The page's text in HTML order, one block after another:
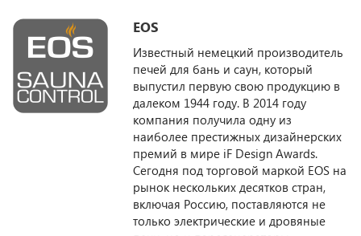
EOS
Известный немецкий производитель
печей для бань и саун, который
выпустил первую свою продукцию в
далеком 1944 году. В 2014 году
компания получила одну из
наиболее престижных дизайнерских
премий в мире iF Design Awards.
Сегодня под торговой маркой EOS на
рынок нескольких десятков стран,
включая Россию, поставляются не
только электрические и дровяные